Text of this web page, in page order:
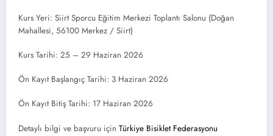
Kurs Yeri: Siirt Sporcu Eğitim Merkezi Toplantı Salonu (Doğan
Mahallesi, 56100 Merkez / Siirt)
Kurs Tarihi: 25 – 29 Haziran 2026
Ön Kayıt Başlangıç Tarihi: 3 Haziran 2026
Ön Kayıt Bitiş Tarihi: 17 Haziran 2026
Detaylı bilgi ve başvuru için Türkiye Bisiklet Federasyonu